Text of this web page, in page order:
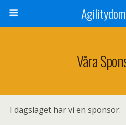
Våra
I dagsläget har vi en sponsor: